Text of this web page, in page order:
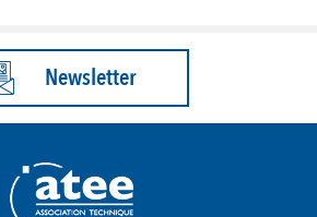
Newsletter